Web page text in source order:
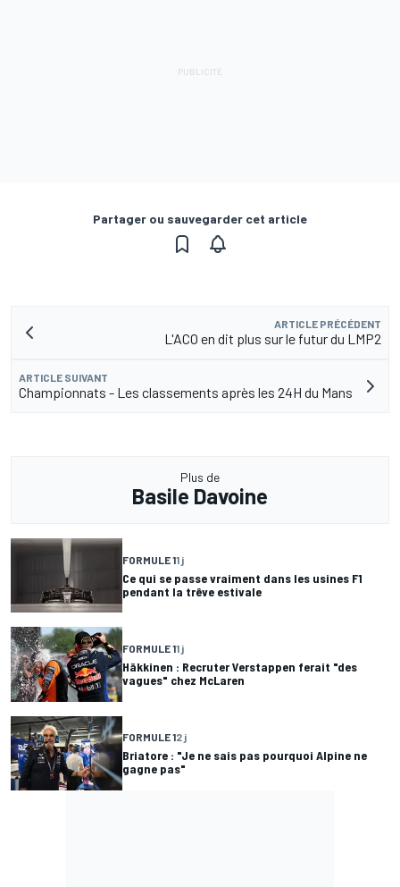
Partager ou sauvegarder cet article
ARTICLE PRÉCÉDENT
L'ACO en dit plus sur le futur du LMP2
ARTICLE SUIVANT
Championnats - Les classements après les 24H du Mans
Plus de
Basile Davoine
FORMULE 11 j
Ce qui se passe vraiment dans les usines F1
pendant la trêve estivale
FORMULE 11 j
Häkkinen : Recruter Verstappen ferait "des
vagues" chez McLaren
FORMULE 12 j
Briatore : "Je ne sais pas pourquoi Alpine ne
gagne pas"